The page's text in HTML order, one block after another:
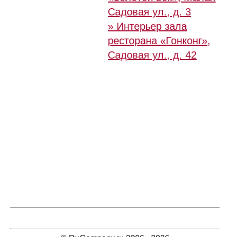
Садовая ул., д. 3
» Интерьер зала
ресторана «Гонконг»,
Садовая ул., д. 42